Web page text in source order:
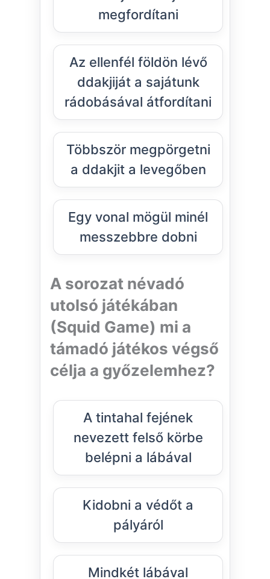
megfordítani
Az ellenfél földön lévő
ddakjiját a sajátunk
rádobásával átfordítani
Többször megpörgetni
a ddakjit a levegőben
Egy vonal mögül minél
messzebbre dobni
A sorozat névadó
utolsó játékában
(Squid Game) mi a
támadó játékos végső
célja a győzelemhez?
A tintahal fejének
nevezett felső körbe
belépni a lábával
Kidobni a védőt a
pályáról
Mindkét lábával